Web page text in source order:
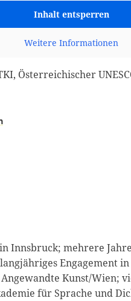
Inhalt entsperren
Weitere Informationen
Österreichischer
mehrere
Engagement
Kunst/­Wien;
für Sprache und